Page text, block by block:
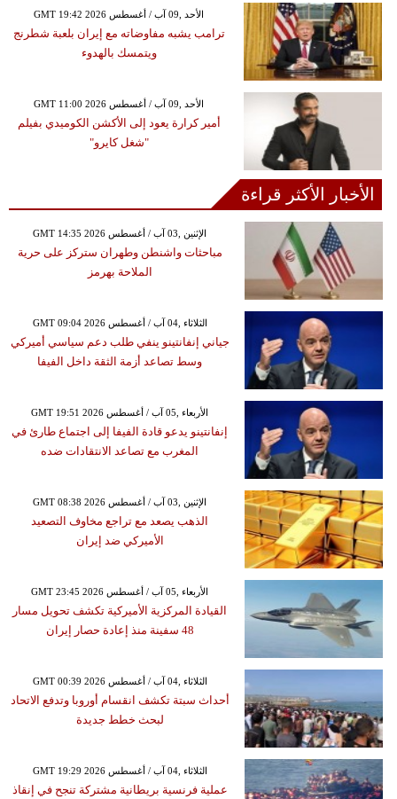
GMT 19:42 2026 الأحد ,09 آب / أغسطس
ترامب يشبه مفاوضاته مع إيران بلعبة شطرنج
ويتمسك بالهدوء
GMT 11:00 2026 الأحد ,09 آب / أغسطس
أمير كرارة يعود إلى الأكشن الكوميدي بفيلم
"شغل كايرو"
الأخبار الأكثر قراءة
GMT 14:35 2026 الإثنين ,03 آب / أغسطس
مباحثات واشنطن وطهران ستركز على حرية
الملاحة بهرمز
GMT 09:04 2026 الثلاثاء ,04 آب / أغسطس
جياني إنفانتينو ينفي طلب دعم سياسي أميركي
وسط تصاعد أزمة الثقة داخل الفيفا
GMT 19:51 2026 الأربعاء ,05 آب / أغسطس
إنفانتينو يدعو قادة الفيفا إلى اجتماع طارئ في
المغرب مع تصاعد الانتقادات ضده
GMT 08:38 2026 الإثنين ,03 آب / أغسطس
الذهب يصعد مع تراجع مخاوف التصعيد
الأميركي ضد إيران
GMT 23:45 2026 الأربعاء ,05 آب / أغسطس
القيادة المركزية الأميركية تكشف تحويل مسار
48 سفينة منذ إعادة حصار إيران
GMT 00:39 2026 الثلاثاء ,04 آب / أغسطس
أحداث سبتة تكشف انقسام أوروبا وتدفع الاتحاد
لبحث خطط جديدة
GMT 19:29 2026 الثلاثاء ,04 آب / أغسطس
عملية فرنسية بريطانية مشتركة تنجح في إنقاذ